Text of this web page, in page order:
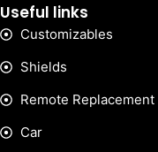
Useful links
Customizables
Shields
Remote Replacement
Car